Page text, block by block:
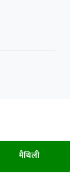
मैथिली